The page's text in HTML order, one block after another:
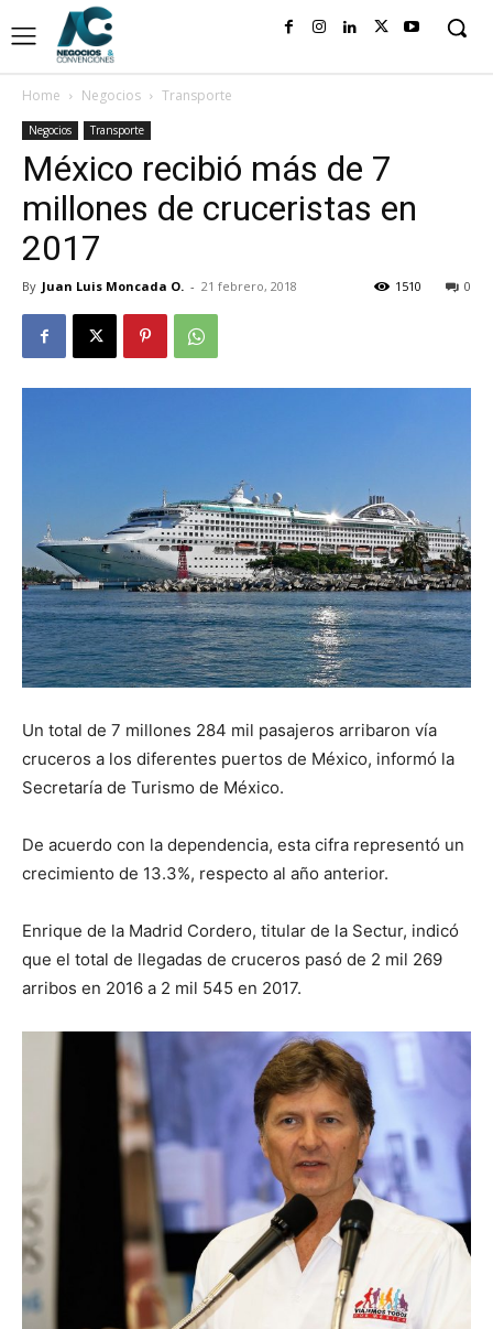
Home Negocios Transporte
Negocios Transporte
México recibió más de 7
millones de cruceristas en
2017
By Juan Luis Moncada O. - 21 febrero, 2018 0
1510
Un total de 7 millones 284 mil pasajeros arribaron vía
cruceros a los diferentes puertos de México, informó la
Secretaría de Turismo de México.
De acuerdo con la dependencia, esta cifra representó un
crecimiento de 13.3%, respecto al año anterior.
Enrique de la Madrid Cordero, titular de la Sectur, indicó
que el total de llegadas de cruceros pasó de 2 mil 269
arribos en 2016 a 2 mil 545 en 2017.